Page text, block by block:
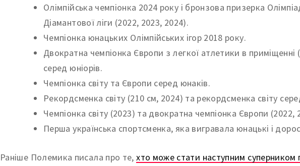
Олімпійська чемпіонка 2024 року і бронзова призерка
Діамантової ліги (2022, 2023, 2024).
Чемпіонка юнацьких Олімпійських ігор 2018 року.
Двократна чемпіонка Європи з легкої атлетики в
серед юніорів.
Чемпіонка світу та Європи серед юнаків.
Рекордсменка світу (210 см, 2024) та рекордсменка світу
Чемпіонка світу (2023) та двократна чемпіонка Європи (2022,
Перша українська спортсменка, яка вигравала юнацькі і
Раніше Полемика писала про те,хто може стати наступним